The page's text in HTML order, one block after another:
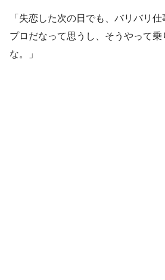
「失恋した次の日でも、バリバリ仕
プロだなって思うし、そうやって乗
な。」